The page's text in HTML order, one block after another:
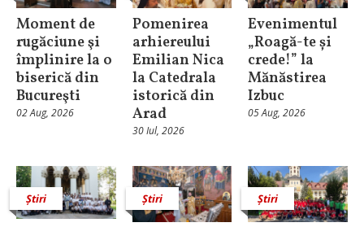
Moment de
rugăciune şi
împlinire la o
biserică din
Bucureşti
02 Aug, 2026
Pomenirea
arhiereului
Emilian Nica
la Catedrala
istorică din
Arad
30 Iul, 2026
Evenimentul
„Roagă-te și
crede!” la
Mănăstirea
Izbuc
05 Aug, 2026
Știri Știri Știri